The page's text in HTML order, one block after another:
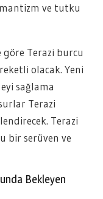
ve tutku
göre Terazi burcu
olacak. Yeni
sağlama
Terazi
Terazi
bir serüven ve
Bekleyen